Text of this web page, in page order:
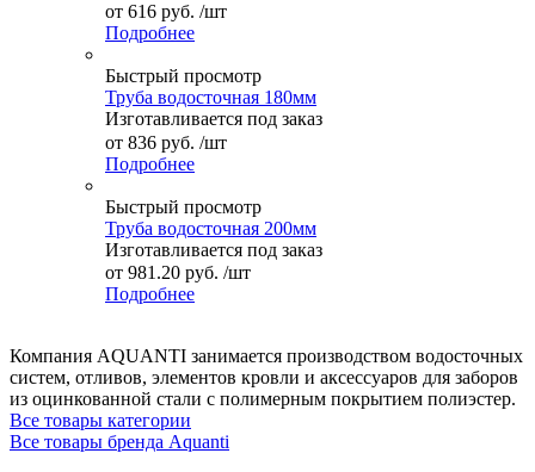
от 616 руб. /шт
Подробнее
Быстрый просмотр
Труба водосточная 180мм
Изготавливается под заказ
от 836 руб. /шт
Подробнее
Быстрый просмотр
Труба водосточная 200мм
Изготавливается под заказ
от 981.20 руб. /шт
Подробнее
Компания AQUANTI занимается производством водосточных
систем, отливов, элементов кровли и аксессуаров для заборов
из оцинкованной стали с полимерным покрытием полиэстер.
Все товары категории
Все товары бренда Aquanti